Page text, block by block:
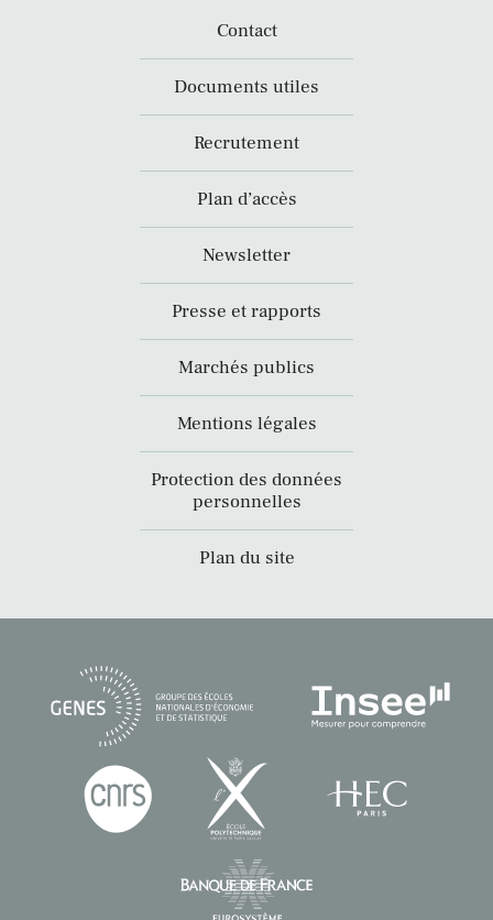
Contact
Documents utiles
Recrutement
Plan d’accès
Newsletter
Presse et rapports
Marchés publics
Mentions légales
Protection des données
personnelles
Plan du site